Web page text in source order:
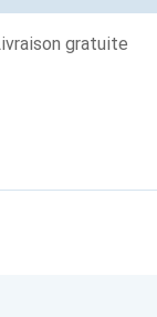
livraison gratuite